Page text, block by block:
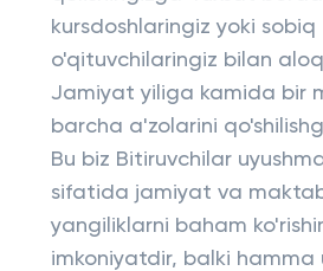
kursdoshlaringiz yoki sobiq
o'qituvchilaringiz bilan
Jamiyat yiliga kamida bir
barcha a'zolarini
Bu biz Bitiruvchilar
sifatida jamiyat va
yangiliklarni baham
imkoniyatdir, balki hamma